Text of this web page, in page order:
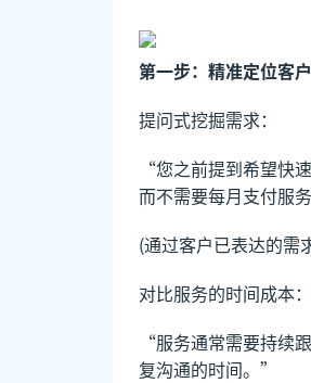
第一步：精准定位客
提问式挖掘需求：
“您之前提到希望快
而不需要每月支付服
(通过客户已表达的需
对比服务的时间成本：
“服务通常需要持续
复沟通的时间。”